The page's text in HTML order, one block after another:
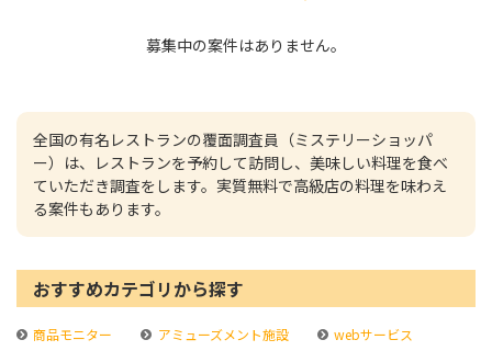
募集中の案件はありません。
全国の有名レストランの覆面調査員（ミステリーショッパ
ー）は、レストランを予約して訪問し、美味しい料理を食べ
ていただき調査をします。実質無料で高級店の料理を味わえ
る案件もあります。
おすすめカテゴリから探す
商品モニター アミューズメント施設
webサービス